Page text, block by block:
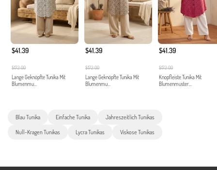
$41.39
$172.00
Lange Geknöpfte Tunika Mit
Blumenmu...
$41.39
$172.00
Lange Geknöpfte Tunika Mit
Blumenmu...
$41.39
$172.00
Knopfleiste Tunika Mit
Blumenmuster...
Blau Tunika Einfache Tunika Jahreszeitlich Tunikas
Null-Kragen Tunikas Lycra Tunikas Viskose Tunikas